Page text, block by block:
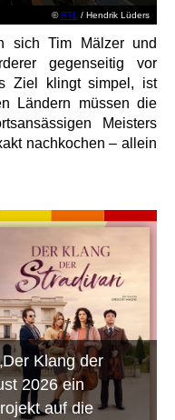
©RTL / Hendrik Lüders
sich Tim Mälzer und
gegenseitig vor
Ziel klingt simpel, ist
Ländern müssen die
Meisters
nachkochen – allein
Klang der
2026 ein
auf die